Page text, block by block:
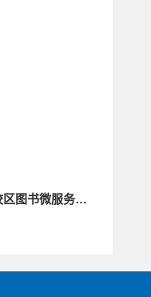
南昌应用技术师范学院赣新校区图书微服务管理平台项目竞争性磋商公告